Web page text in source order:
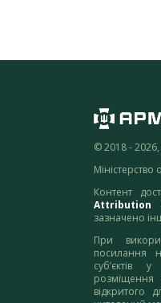
© 2018 -
Контент
Attribution
зазначено
При
посилання
суб’єктів
розміщення
відкритого